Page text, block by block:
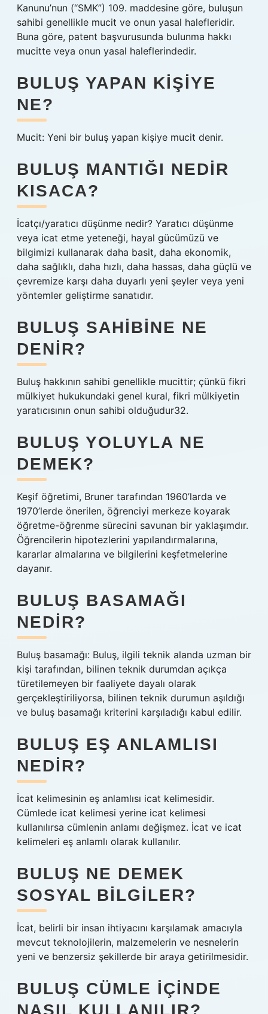
Kanunu’nun (“SMK”) 109. maddesine göre, buluşun
sahibi genellikle mucit ve onun yasal halefleridir.
Buna göre, patent başvurusunda bulunma hakkı
mucitte veya onun yasal haleflerindedir.
BULUŞ YAPAN KIŞIYE
NE?
Mucit: Yeni bir buluş yapan kişiye mucit denir.
BULUŞ MANTIĞI NEDIR
KISACA?
İcatçı/yaratıcı düşünme nedir? Yaratıcı düşünme
veya icat etme yeteneği, hayal gücümüzü ve
bilgimizi kullanarak daha basit, daha ekonomik,
daha sağlıklı, daha hızlı, daha hassas, daha güçlü ve
çevremize karşı daha duyarlı yeni şeyler veya yeni
yöntemler geliştirme sanatıdır.
BULUŞ SAHIBINE NE
DENIR?
Buluş hakkının sahibi genellikle mucittir; çünkü fikri
mülkiyet hukukundaki genel kural, fikri mülkiyetin
yaratıcısının onun sahibi olduğudur32.
BULUŞ YOLUYLA NE
DEMEK?
Keşif öğretimi, Bruner tarafından 1960’larda ve
1970’lerde önerilen, öğrenciyi merkeze koyarak
öğretme-öğrenme sürecini savunan bir yaklaşımdır.
Öğrencilerin hipotezlerini yapılandırmalarına,
kararlar almalarına ve bilgilerini keşfetmelerine
dayanır.
BULUŞ BASAMAĞI
NEDIR?
Buluş basamağı: Buluş, ilgili teknik alanda uzman bir
kişi tarafından, bilinen teknik durumdan açıkça
türetilemeyen bir faaliyete dayalı olarak
gerçekleştiriliyorsa, bilinen teknik durumun aşıldığı
ve buluş basamağı kriterini karşıladığı kabul edilir.
BULUŞ EŞ ANLAMLISI
NEDIR?
İcat kelimesinin eş anlamlısı icat kelimesidir.
Cümlede icat kelimesi yerine icat kelimesi
kullanılırsa cümlenin anlamı değişmez. İcat ve icat
kelimeleri eş anlamlı olarak kullanılır.
BULUŞ NE DEMEK
SOSYAL BILGILER?
İcat, belirli bir insan ihtiyacını karşılamak amacıyla
mevcut teknolojilerin, malzemelerin ve nesnelerin
yeni ve benzersiz şekillerde bir araya getirilmesidir.
BULUŞ CÜMLE IÇINDE
NASIL KULLANILIR?